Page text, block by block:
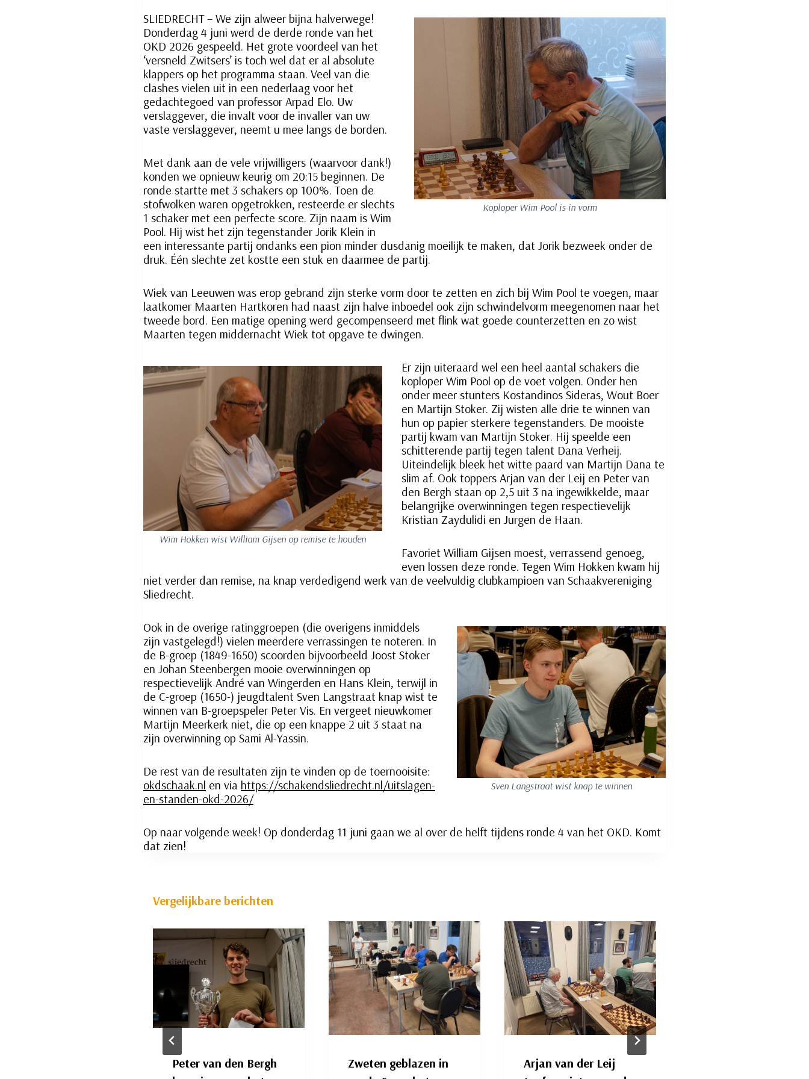
Koploper Wim Pool is in vorm
SLIEDRECHT – We zijn alweer bijna halverwege!
Donderdag 4 juni werd de derde ronde van het
OKD 2026 gespeeld. Het grote voordeel van het
‘versneld Zwitsers’ is toch wel dat er al absolute
klappers op het programma staan. Veel van die
clashes vielen uit in een nederlaag voor het
gedachtegoed van professor Arpad Elo. Uw
verslaggever, die invalt voor de invaller van uw
vaste verslaggever, neemt u mee langs de borden.
Met dank aan de vele vrijwilligers (waarvoor dank!)
konden we opnieuw keurig om 20:15 beginnen. De
ronde startte met 3 schakers op 100%. Toen de
stofwolken waren opgetrokken, resteerde er slechts
1 schaker met een perfecte score. Zijn naam is Wim
Pool. Hij wist het zijn tegenstander Jorik Klein in
een interessante partij ondanks een pion minder dusdanig moeilijk te maken, dat Jorik bezweek onder de
druk. Één slechte zet kostte een stuk en daarmee de partij.
Wiek van Leeuwen was erop gebrand zijn sterke vorm door te zetten en zich bij Wim Pool te voegen, maar
laatkomer Maarten Hartkoren had naast zijn halve inboedel ook zijn schwindelvorm meegenomen naar het
tweede bord. Een matige opening werd gecompenseerd met flink wat goede counterzetten en zo wist
Maarten tegen middernacht Wiek tot opgave te dwingen.
Wim Hokken wist William Gijsen op remise te houden
Er zijn uiteraard wel een heel aantal schakers die
koploper Wim Pool op de voet volgen. Onder hen
onder meer stunters Kostandinos Sideras, Wout Boer
en Martijn Stoker. Zij wisten alle drie te winnen van
hun op papier sterkere tegenstanders. De mooiste
partij kwam van Martijn Stoker. Hij speelde een
schitterende partij tegen talent Dana Verheij.
Uiteindelijk bleek het witte paard van Martijn Dana te
slim af. Ook toppers Arjan van der Leij en Peter van
den Bergh staan op 2,5 uit 3 na ingewikkelde, maar
belangrijke overwinningen tegen respectievelijk
Kristian Zaydulidi en Jurgen de Haan.
Favoriet William Gijsen moest, verrassend genoeg,
even lossen deze ronde. Tegen Wim Hokken kwam hij
niet verder dan remise, na knap verdedigend werk van de veelvuldig clubkampioen van Schaakvereniging
Sliedrecht.
Sven Langstraat wist knap te winnen
Ook in de overige ratinggroepen (die overigens inmiddels
zijn vastgelegd!) vielen meerdere verrassingen te noteren. In
de B-groep (1849-1650) scoorden bijvoorbeeld Joost Stoker
en Johan Steenbergen mooie overwinningen op
respectievelijk André van Wingerden en Hans Klein, terwijl in
de C-groep (1650-) jeugdtalent Sven Langstraat knap wist te
winnen van B-groepspeler Peter Vis. En vergeet nieuwkomer
Martijn Meerkerk niet, die op een knappe 2 uit 3 staat na
zijn overwinning op Sami Al-Yassin.
De rest van de resultaten zijn te vinden op de toernooisite:
okdschaak.nl en via https://schakendsliedrecht.nl/uitslagen-
en-standen-okd-2026/
Op naar volgende week! Op donderdag 11 juni gaan we al over de helft tijdens ronde 4 van het OKD. Komt
dat zien!
Vergelijkbare berichten
Peter van den Bergh
Zweten geblazen in
Arjan van der Leij